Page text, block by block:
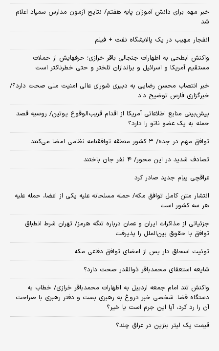
خبر مهم برای دانش آموزان پایه هفتم/ نتایج آزمون مدارس سمپاد اعلام
شد
انفجار مهیب در یک پالایشگاه نفت + فیلم
واکنش ابطحی به اظهارات جنجالی باقر خرازی؛ حرفهایش از حملات
مستقیم آمریکا و اسرائیل و براندازان تلختر و حتی خطرناکتر است
خبر انتصاب محسن رضایی به دبیری شورای عالی امنیت ملی صحت دارد؟/
خبرگزاری فارس توضیح داد
پیش‌بینی منابع اطلاعاتی آمریکا از اقدام قریب‌الوقوع پوتین/ روسیه قصد
حمله به یک عضو ناتو را دارد؟
توافق مهم در جده/ ۳ کشور منطقه توافقنامه نظامی امضا می‌کنند
تصادف شدید در این محور/ ۴ نفر جان باختند
عراقچی پیام جدید صادر کرد
انتشار متن کامل توافق مکه/ حمله مسلحانه علیه یکی از اعضا، حمله علیه
هر سه کشور است
جزئیاتی از مذاکرات ایران و عمان درباره تنگه هرمز/ تهران شرط انطباق
توافق با حقوق بین‌الملل را پذیرفت
توئیت اسحاق دار پس از امضای توافق دفاعی مکه
شایعه استعفای محمدباقر ذوالقدر صحت دارد؟
واکنش تند امام جمعه اردبیل به اظهارات محمدباقر خرازی/ خطاب به
دستگاه قضا: شخصی خبر دروغ به رهبری بست و دفتر رهبری با صراحت
آن را رد کرد، آیا این جرم است یا خیر؟
قیمت یک لیتر بنزین در عراق چند؟